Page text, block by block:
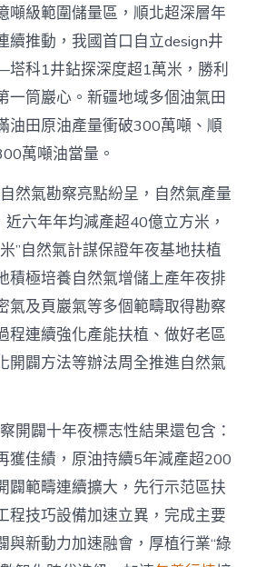
噸級範圍儲量區，順北超深層年
續推動，我國首口自立design井
科1井鉆探深度超1萬米，勝利
一筒巖心。新疆地域多個油氣田
油田原油產量衝破300萬噸、順
萬噸油當量。
然氣勘察亮點紛呈，自然氣產量
六年年均減產超40億立方米，
”自然氣計謀保證年夜基地扶植
積極培養自然氣增儲上產年夜排
氣及頁巖氣等多個範疇取得勘察
程連續強化產能扶植、做好老區
開闢方法等辦法周全推進自然氣
開闢十年夜標志性結果還包含：
獲佳績，原油持續5年減產超200
闢範疇連續擴大，先行示范區扶
程技巧設備加速立異，完成主要
與新動力加速融會，厚植行業“綠